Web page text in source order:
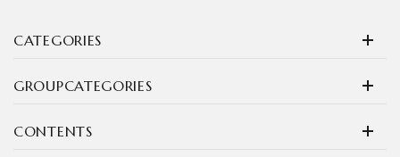
CATEGORIES
GROUPCATEGORIES
CONTENTS